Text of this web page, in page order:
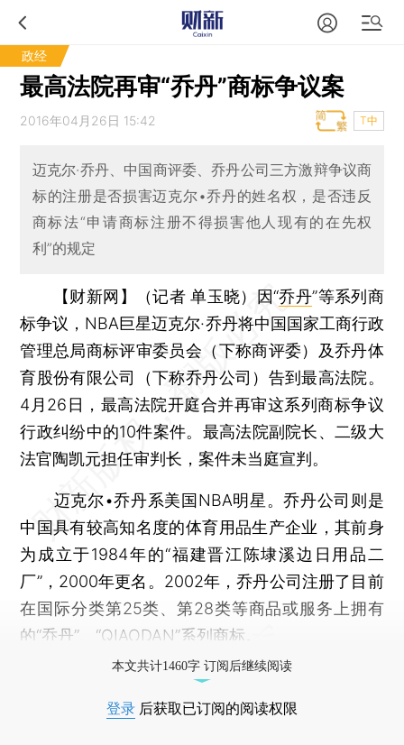
政经
最高法院再审“乔丹”商标争议案
2016年04月26日 15:42 T中
迈克尔·乔丹、中国商评委、乔丹公司三方激辩争议商
标的注册是否损害迈克尔•乔丹的姓名权，是否违反
商标法“申请商标注册不得损害他人现有的在先权
利”的规定
【财新网】（记者 单玉晓） 因“乔丹”等系列商
标争议，NBA巨星迈克尔·乔丹将中国国家工商行政
管理总局商标评审委员会（下称商评委）及乔丹体
育股份有限公司（下称乔丹公司）告到最高法院。
4月26日，最高法院开庭合并再审这系列商标争议
行政纠纷中的10件案件。最高法院副院长、二级大
法官陶凯元担任审判长，案件未当庭宣判。
迈克尔•乔丹系美国NBA明星。乔丹公司则是
中国具有较高知名度的体育用品生产企业，其前身
为成立于1984年的“福建晋江陈埭溪边日用品二
厂”，2000年更名。2002年，乔丹公司注册了目前
在国际分类第25类、第28类等商品或服务上拥有
的“乔丹”、“QIAODAN”系列商标。
本文共计1460字 订阅后继续阅读
登录 后获取已订阅的阅读权限